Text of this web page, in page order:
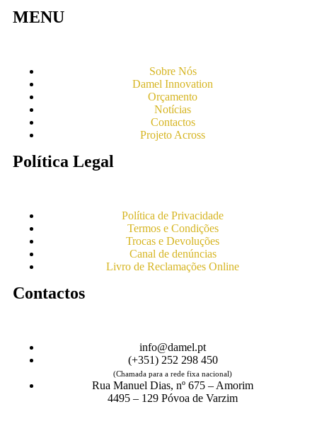
MENU
Sobre Nós
Damel Innovation
Orçamento
Notícias
Contactos
Projeto Across
Política Legal
Política de Privacidade
Termos e Condições
Trocas e Devoluções
Canal de denúncias
Livro de Reclamações Online
Contactos
info@damel.pt
(+351) 252 298 450
(Chamada para a rede fixa nacional)
Rua Manuel Dias, nº 675 – Amorim
4495 – 129 Póvoa de Varzim